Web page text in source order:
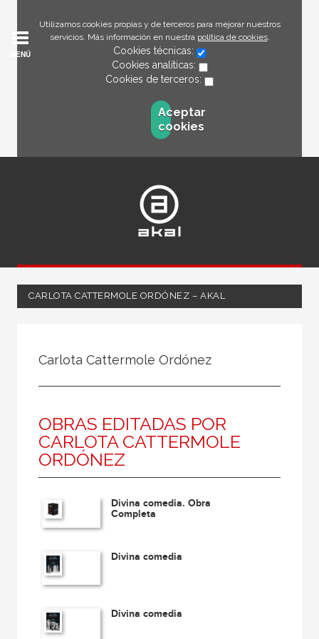
Utilizamos cookies propias y de terceros para mejorar nuestros
servicios. Más información en nuestra política de cookies.
Cookies técnicas:
Cookies analíticas:
Cookies de terceros:
Aceptar
cookies
MENÚ
CARLOTA CATTERMOLE ORDÓNEZ – AKAL
Coordinador
Editor
Editora
Escritora
Prologuista
Traductor
Traductora
Carlota Cattermole Ordónez
OBRAS EDITADAS POR
CARLOTA CATTERMOLE
ORDÓNEZ
Divina comedia. Obra
Completa
Divina comedia
Divina comedia